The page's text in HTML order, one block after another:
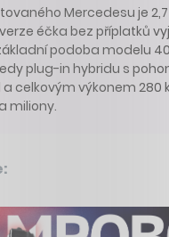
Mercedesu je
éčka bez příplatků
podoba modelu
plug-in hybridu s
a celkovým výkonem 280
miliony.